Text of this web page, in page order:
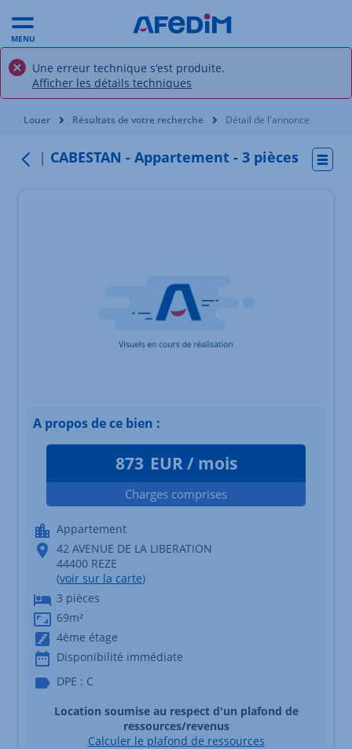
MENU
Une erreur technique s'est produite.
Afficher les détails techniques
Vous êtes ici:
Louer Résultats de votre recherche Détail de l'annonce
CABESTAN - Appartement - 3 pièces
A propos de ce bien :
873 EUR / mois
Charges comprises
Appartement
42 AVENUE DE LA LIBERATION
44400 REZE
(voir sur la carte)
3 pièces
69m²
4ème étage
Disponibilité immédiate
DPE : C
Location soumise au respect d'un plafond de
ressources/revenus
Calculer le plafond de ressources